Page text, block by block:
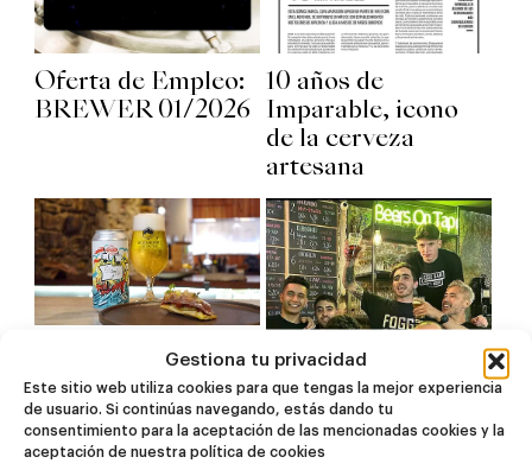
Gestiona tu privacidad
Este sitio web utiliza cookies para que tengas la mejor experiencia
de usuario. Si continúas navegando, estás dando tu
consentimiento para la aceptación de las mencionadas cookies y la
aceptación de nuestra política de cookies
Oferta de Empleo:
BREWER 01/2026
10 años de
Imparable, icono
de la cerveza
artesana
Elkano 1522 y el
pintxo Tornaviaje,
una colaboración
entre Basqueland y
Fogg Bar y